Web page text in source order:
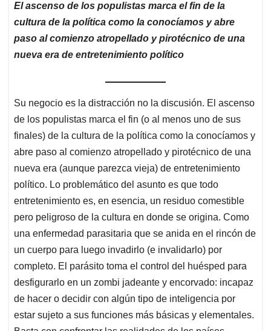
El ascenso de los populistas marca el fin de la
cultura de la política como la conocíamos y abre
paso al comienzo atropellado y pirotécnico de una
nueva era de entretenimiento político
Su negocio es la distracción no la discusión. El ascenso
de los populistas marca el fin (o al menos uno de sus
finales) de la cultura de la política como la conocíamos y
abre paso al comienzo atropellado y pirotécnico de una
nueva era (aunque parezca vieja) de entretenimiento
político. Lo problemático del asunto es que todo
entretenimiento es, en esencia, un residuo comestible
pero peligroso de la cultura en donde se origina. Como
una enfermedad parasitaria que se anida en el rincón de
un cuerpo para luego invadirlo (e invalidarlo) por
completo. El parásito toma el control del huésped para
desfigurarlo en un zombi jadeante y encorvado: incapaz
de hacer o decidir con algún tipo de inteligencia por
estar sujeto a sus funciones más básicas y elementales.